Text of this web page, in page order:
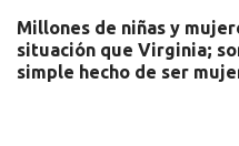
Millones de niñas y
situación que Virginia;
simple hecho de ser